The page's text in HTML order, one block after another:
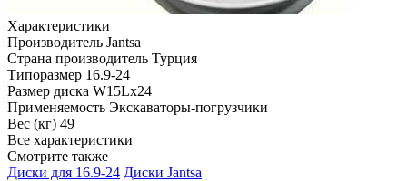
Характеристики
Производитель Jantsa
Страна производитель Турция
Типоразмер 16.9-24
Размер диска W15Lx24
Применяемость Экскаваторы-погрузчики
Вес (кг) 49
Все характеристики
Смотрите также
Диски для 16.9-24 Диски Jantsa